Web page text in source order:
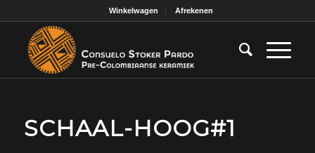
Winkelwagen Afrekenen
SCHAAL-HOOG#1